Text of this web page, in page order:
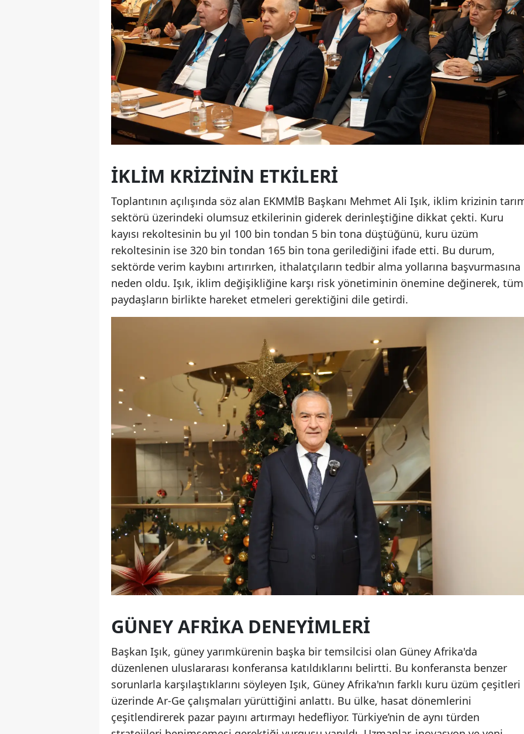
İKLIM KRIZININ ETKILERI
Toplantının açılışında söz alan EKMMİB Başkanı Mehmet Ali Işık, iklim krizinin
sektörü üzerindeki olumsuz etkilerinin giderek derinleştiğine dikkat çekti. Kuru
kayısı rekoltesinin bu yıl 100 bin tondan 5 bin tona düştüğünü, kuru üzüm
rekoltesinin ise 320 bin tondan 165 bin tona gerilediğini ifade etti. Bu durum,
sektörde verim kaybını artırırken, ithalatçıların tedbir alma yollarına başvurmasına
neden oldu. Işık, iklim değişikliğine karşı risk yönetiminin önemine değinerek, tüm
paydaşların birlikte hareket etmeleri gerektiğini dile getirdi.
GÜNEY AFRIKA DENEYIMLERI
Başkan Işık, güney yarımkürenin başka bir temsilcisi olan Güney Afrika'da
düzenlenen uluslararası konferansa katıldıklarını belirtti. Bu konferansta benzer
sorunlarla karşılaştıklarını söyleyen Işık, Güney Afrika'nın farklı kuru üzüm çeşitleri
üzerinde Ar-Ge çalışmaları yürüttiğini anlattı. Bu ülke, hasat dönemlerini
çeşitlendirerek pazar payını artırmayı hedefliyor. Türkiye’nin de aynı türden